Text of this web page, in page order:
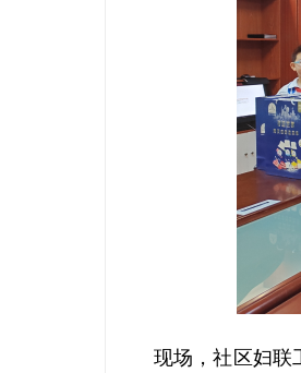
现场，社区妇联工